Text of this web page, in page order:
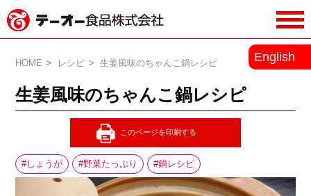
ー食品株式会社
English
HOME レシピ 生姜風味のちゃんこ鍋レシピ
生姜風味のちゃんこ鍋レシピ
しょうが 野菜たっぷり 鍋レシピ